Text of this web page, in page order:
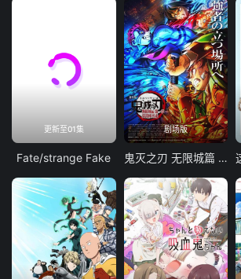
更新至01集
Fate/strange Fake
剧场版
鬼灭之刃 无限城篇 第一章 猗窝座再袭